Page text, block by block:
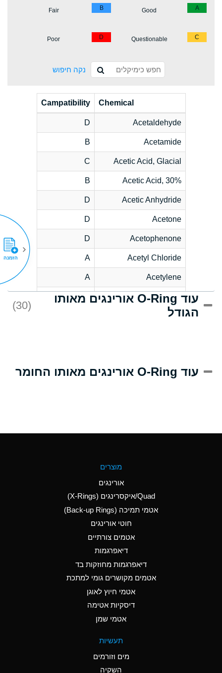
A
Good
B
Fair
C
Questionable
D
Poor
נקה חיפוש
Chemical
Campatibility
Acetaldehyde
D
Acetamide
B
Acetic Acid, Glacial
C
Acetic Acid, 30%
B
Acetic Anhydride
D
Acetone
D
Acetophenone
D
Acetyl Chloride
A
Acetylene
A
Acrlylonitrile
C
Adipic Acid
(Aqueous)
Aluminum Nitrate
(Aqueous)
Aluminum Phosphate
Ammonia Anhydrous
D
Ammonia Gas (cold)
D
Ammonia Gas (hot)
עוד O-Ring אורינגים מאותו
הגודל
(30)
עוד O-Ring אורינגים מאותו החומר
מוצרים
אורינגים
Quad/איקסרינגים (X-Rings)
אטמי תמיכה (Back-up Rings)
חוטי אורינגים
אטמים צורתיים
דיאפרגמות
דיאפרגמות מחוזקות בד
אטמים מקושרים גומי למתכת
אטמי חיוץ לאוגן
דיסקיות אטימה
אטמי שמן
תעשיות
מים וזורמים
השקיה
הזמנה